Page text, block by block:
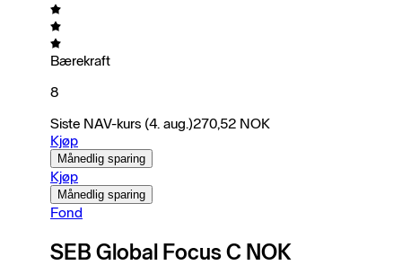
Bærekraft
8
Siste NAV-kurs (4. aug.)270,52 NOK
Kjøp
Månedlig sparing
Kjøp
Månedlig sparing
Fond
SEB Global Focus C NOK